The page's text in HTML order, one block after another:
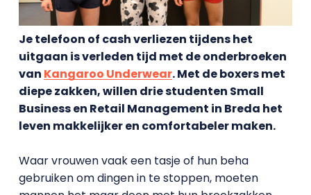
Je telefoon of cash verliezen tijdens het
uitgaan is verleden tijd met de onderbroeken
van Kangaroo Underwear. Met de boxers met
diepe zakken, willen drie studenten Small
Business en Retail Management in Breda het
leven makkelijker en comfortabeler maken.
Waar vrouwen vaak een tasje of hun beha
gebruiken om dingen in te stoppen, moeten